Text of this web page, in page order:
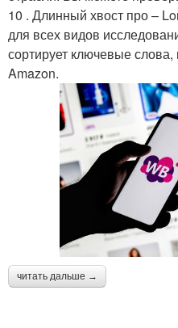
10 . Длинный хвост про –
для всех видов
сортирует ключевые
Amazon.
читать дальше →